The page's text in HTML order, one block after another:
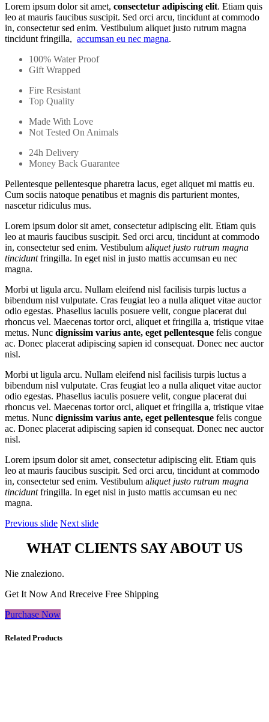
Lorem ipsum dolor sit amet, consectetur adipiscing elit. Etiam quis
leo at mauris faucibus suscipit. Sed orci arcu, tincidunt at commodo
in, consectetur sed enim. Vestibulum aliquet justo rutrum magna
tincidunt fringilla, accumsan eu nec magna.
100% Water Proof
Gift Wrapped
Fire Resistant
Top Quality
Made With Love
Not Tested On Animals
24h Delivery
Money Back Guarantee
Pellentesque pellentesque pharetra lacus, eget aliquet mi mattis eu.
Cum sociis natoque penatibus et magnis dis parturient montes,
nascetur ridiculus mus.
Lorem ipsum dolor sit amet, consectetur adipiscing elit. Etiam quis
leo at mauris faucibus suscipit. Sed orci arcu, tincidunt at commodo
in, consectetur sed enim. Vestibulum aliquet justo rutrum magna
tinciduntfringilla. In eget nisl in justo mattis accumsan eu nec
magna.
Morbi ut ligula arcu. Nullam eleifend nisl facilisis turpis luctus a
bibendum nisl vulputate. Cras feugiat leo a nulla aliquet vitae auctor
odio egestas. Phasellus iaculis posuere velit, congue placerat dui
rhoncus vel. Maecenas tortor orci, aliquet et fringilla a, tristique vitae
metus. Nunc dignissim varius ante, eget pellentesque felis congue
ac. Donec placerat adipiscing sapien id consequat. Donec nec auctor
nisl.
Morbi ut ligula arcu. Nullam eleifend nisl facilisis turpis luctus a
bibendum nisl vulputate. Cras feugiat leo a nulla aliquet vitae auctor
odio egestas. Phasellus iaculis posuere velit, congue placerat dui
rhoncus vel. Maecenas tortor orci, aliquet et fringilla a, tristique vitae
metus. Nunc dignissim varius ante, eget pellentesque felis congue
ac. Donec placerat adipiscing sapien id consequat. Donec nec auctor
nisl.
Lorem ipsum dolor sit amet, consectetur adipiscing elit. Etiam quis
leo at mauris faucibus suscipit. Sed orci arcu, tincidunt at commodo
in, consectetur sed enim. Vestibulum aliquet justo rutrum magna
tinciduntfringilla. In eget nisl in justo mattis accumsan eu nec
magna.
Previous slide Next slide
WHAT CLIENTS SAY ABOUT US
Nie znaleziono.
Get It Now And Rreceive Free Shipping
Purchase Now
Related Products